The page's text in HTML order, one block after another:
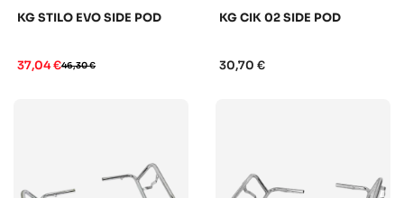
KG STILO EVO SIDE POD
37,04 €46,30 €
KG CIK 02 SIDE POD
30,70 €